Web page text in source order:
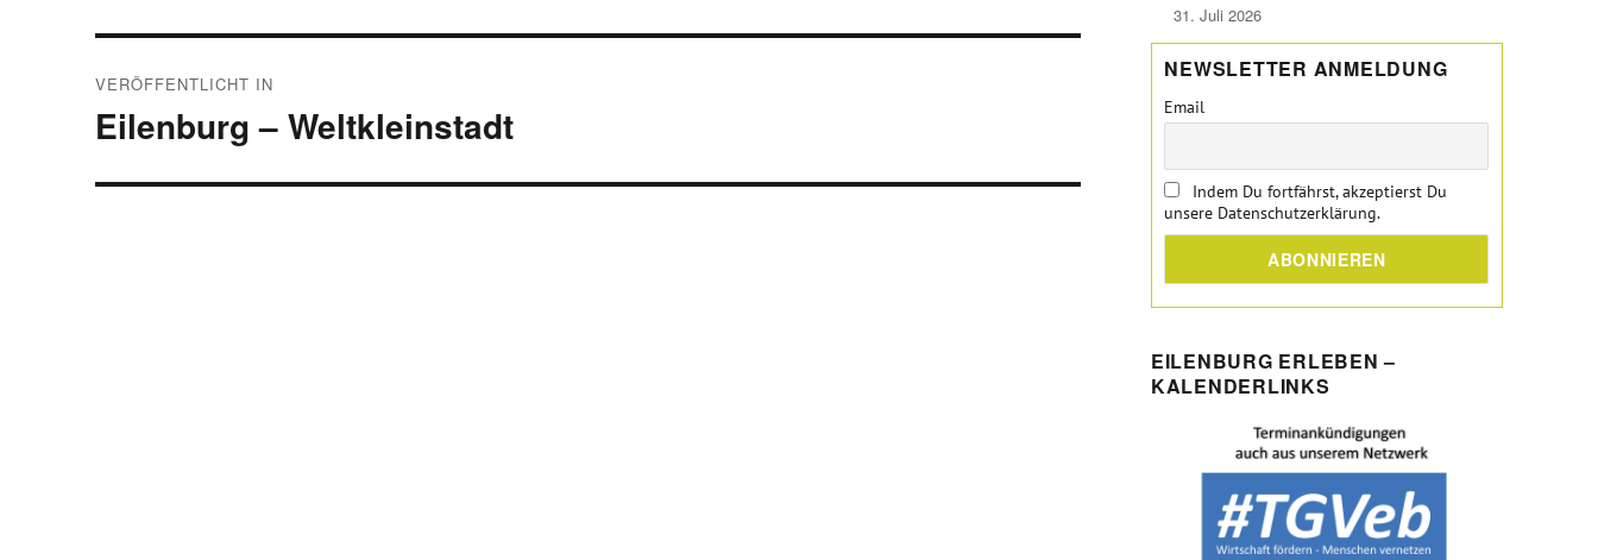
VERÖFFENTLICHT IN
Eilenburg – Weltkleinstadt
31. Juli 2026
NEWSLETTER ANMELDUNG
Email
Indem Du fortfährst, akzeptierst Du
unsere Datenschutzerklärung.
EILENBURG ERLEBEN –
KALENDERLINKS